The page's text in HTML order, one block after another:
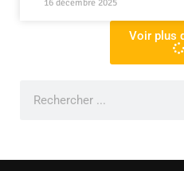
16 décembre 2025
Voir plus